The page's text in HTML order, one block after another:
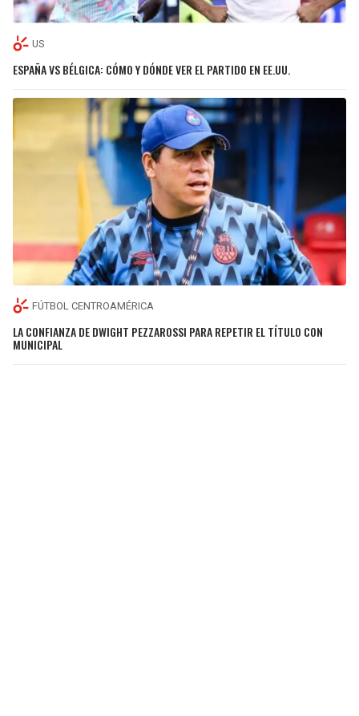
US
ESPAÑA VS BÉLGICA: CÓMO Y DÓNDE VER EL PARTIDO EN EE.UU.
FÚTBOL CENTROAMÉRICA
LA CONFIANZA DE DWIGHT PEZZAROSSI PARA REPETIR EL TÍTULO CON
MUNICIPAL